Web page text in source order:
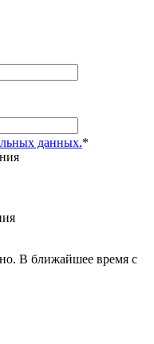
данных.*
В ближайшее время с